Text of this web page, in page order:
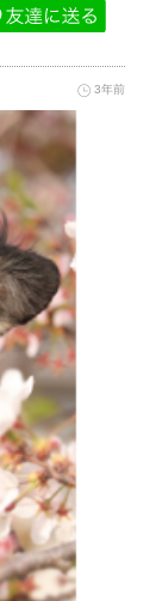
3年前